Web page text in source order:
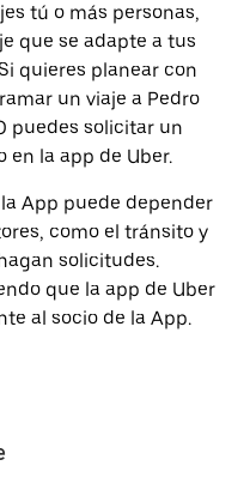
tú o más personas,
que se adapte a tus
quieres planear con
un viaje a Pedro
puedes solicitar un
en la app de Uber.
App puede depender
como el tránsito y
solicitudes.
que la app de Uber
al socio de la App.